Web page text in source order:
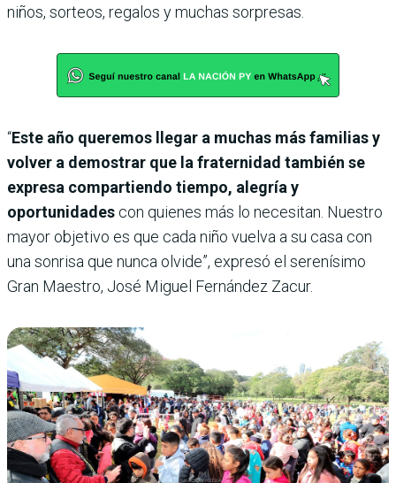
niños, sorteos, regalos y muchas sorpresas.
“Este año queremos llegar a muchas más familias y
volver a demostrar que la fraternidad también se
expresa compartiendo tiempo, alegría y
oportunidades con quienes más lo necesitan. Nuestro
mayor objetivo es que cada niño vuelva a su casa con
una sonrisa que nunca olvide”, expresó el serenísimo
Gran Maestro, José Miguel Fernández Zacur.